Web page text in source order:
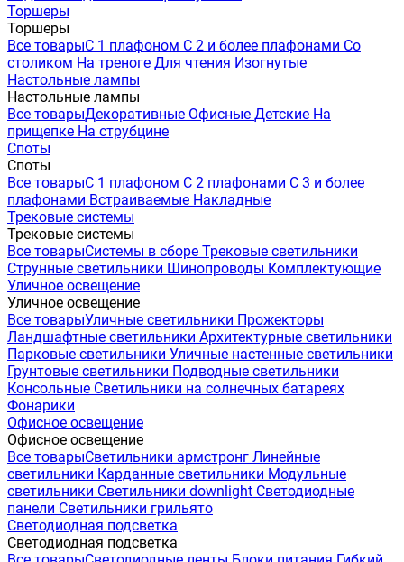
Торшеры
Торшеры
Все товарыС 1 плафоном С 2 и более плафонами Со
столиком На треноге Для чтения Изогнутые
Настольные лампы
Настольные лампы
Все товарыДекоративные Офисные Детские На
прищепке На струбцине
Споты
Споты
Все товарыС 1 плафоном С 2 плафонами С 3 и более
плафонами Встраиваемые Накладные
Трековые системы
Трековые системы
Все товарыСистемы в сборе Трековые светильники
Струнные светильники Шинопроводы Комплектующие
Уличное освещение
Уличное освещение
Все товарыУличные светильники Прожекторы
Ландшафтные светильники Архитектурные светильники
Парковые светильники Уличные настенные светильники
Грунтовые светильники Подводные светильники
Консольные Светильники на солнечных батареях
Фонарики
Офисное освещение
Офисное освещение
Все товарыСветильники армстронг Линейные
светильники Карданные светильники Модульные
светильники Светильники downlight Светодиодные
панели Светильники грильято
Светодиодная подсветка
Светодиодная подсветка